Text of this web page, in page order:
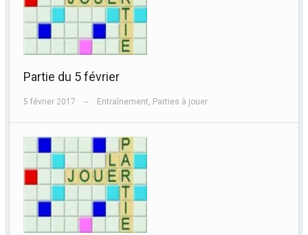
Partie du 5 février
5 février 2017 — Entraînement, Parties à jouer